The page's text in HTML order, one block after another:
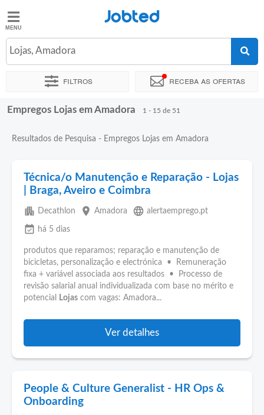
Jobted
Empregos
Salários
Jobted
Lojas, Amadora
Filtros Receba as ofertas
Ordenar por Localidade exata Empresa
Empregos Lojas em Amadora 1 - 15 de 51
Resultados de Pesquisa - Empregos Lojas em Amadora
Técnica/o Manutenção e Reparação - Lojas
| Braga, Aveiro e Coimbra
apartment Decathlon place Amadora language alertaemprego.pt
event_available há 5 dias
produtos que reparamos; reparação e manutenção de
bicicletas, personalização e electrónica • Remuneração
fixa + variável associada aos resultados • Processo de
revisão salarial anual individualizada com base no mérito e
potencial
Lojas com vagas: Amadora...
Ver detalhes
People & Culture Generalist - HR Ops &
Onboarding